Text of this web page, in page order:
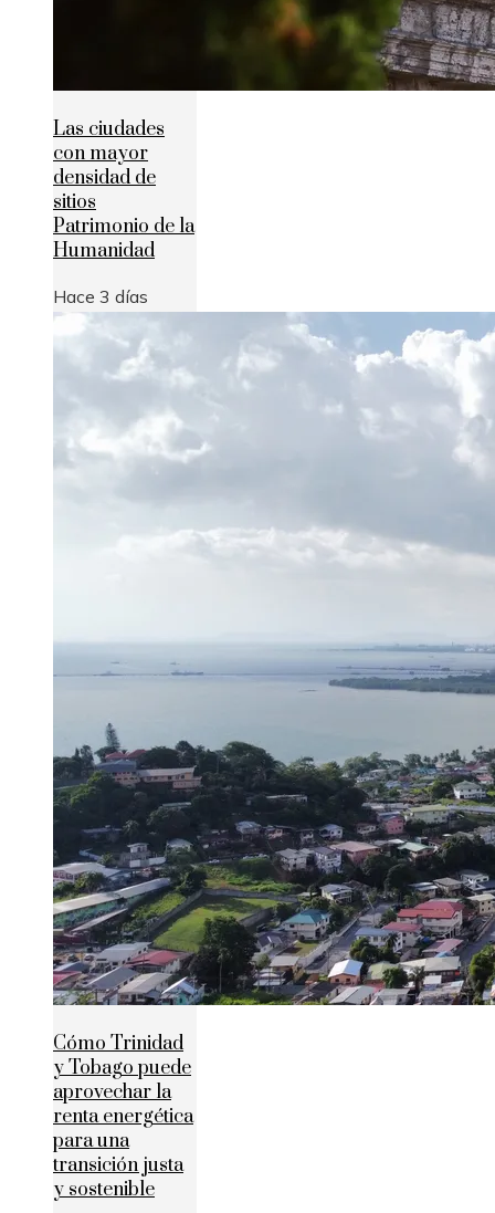
Las ciudades
con mayor
densidad de
sitios
Patrimonio de la
Humanidad
Hace 3 días
Cómo Trinidad
y Tobago puede
aprovechar la
renta energética
para una
transición justa
y sostenible